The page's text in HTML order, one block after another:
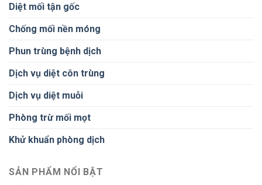
Diệt mối tận gốc
Chống mối nền móng
Phun trùng bệnh dịch
Dịch vụ diệt côn trùng
Dịch vụ diệt muỗi
Phòng trừ mối mọt
Khử khuẩn phòng dịch
SẢN PHẨM NỔI BẬT